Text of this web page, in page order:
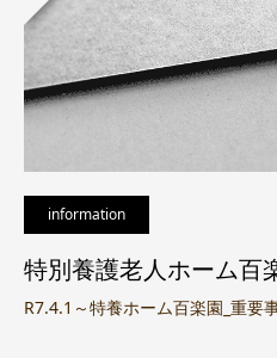
information
特別養護老人ホーム百
R7.4.1～特養ホーム百楽園_重要